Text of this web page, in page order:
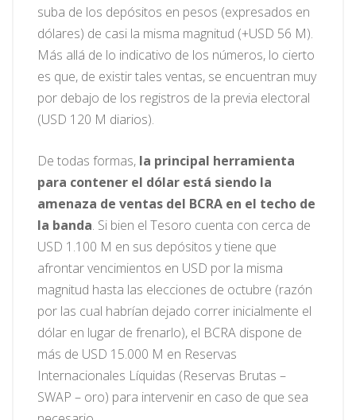
suba de los depósitos en pesos (expresados en
dólares) de casi la misma magnitud (+USD 56 M).
Más allá de lo indicativo de los números, lo cierto
es que, de existir tales ventas, se encuentran muy
por debajo de los registros de la previa electoral
(USD 120 M diarios).
De todas formas, la principal herramienta
para contener el dólar está siendo la
amenaza de ventas del BCRA en el techo de
la banda. Si bien el Tesoro cuenta con cerca de
USD 1.100 M en sus depósitos y tiene que
afrontar vencimientos en USD por la misma
magnitud hasta las elecciones de octubre (razón
por las cual habrían dejado correr inicialmente el
dólar en lugar de frenarlo), el BCRA dispone de
más de USD 15.000 M en Reservas
Internacionales Líquidas (Reservas Brutas –
SWAP – oro) para intervenir en caso de que sea